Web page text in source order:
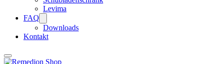
Levima
FAQ
Downloads
Kontakt